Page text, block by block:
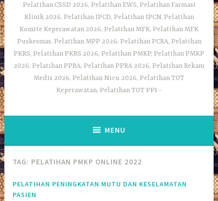
Pelatihan CSSD 2026, Pelatihan EWS, Pelatihan Farmasi
Klinik 2026, Pelatihan IPCD, Pelatihan IPCN, Pelatihan
Komite Keperawatan 2026, Pelatihan MFK, Pelatihan MFK
Puskesmas, Pelatihan MPP 2026, Pelatihan PCRA, Pelatihan
PKRS, Pelatihan PKRS 2026, Pelatihan PMKP, Pelatihan PMKP
2026, Pelatihan PPRA, Pelatihan PPRA 2026, Pelatihan Rekam
Medis 2026, Pelatihan Nicu 2026, Pelatihan TOT
Keperawatan, Pelatihan TOT PPI
MENU
TAG: PELATIHAN PMKP ONLINE 2022
PELATIHAN PENINGKATAN MUTU DAN KESELAMATAN
PASIEN